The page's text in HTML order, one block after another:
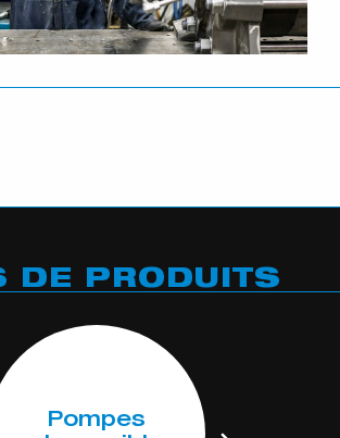
DE PRODUITS
Pompes